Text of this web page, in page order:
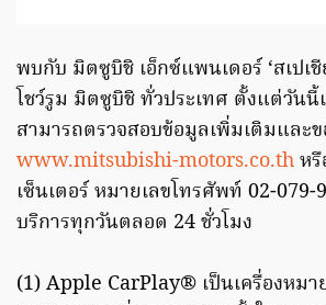
พบกับ มิตซูบิชิ เอ็กซ์แพนเดอร์ ‘สเปเชี
โชว์รูม มิตซูบิชิ ทั่วประเทศ ตั้งแต่วัน
สามารถตรวจสอบข้อมูลเพิ่มเติมและ
www.mitsubishi-motors.co.thห
เซ็นเตอร์ หมายเลขโทรศัพท์ 02-079-
บริการทุกวันตลอด 24 ชั่วโมง
(1) Apple CarPlay® เป็นเครื่องหมา